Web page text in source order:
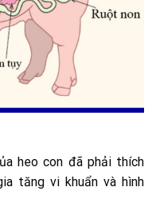
heo con đã phải thích
tăng vi khuẩn và hình